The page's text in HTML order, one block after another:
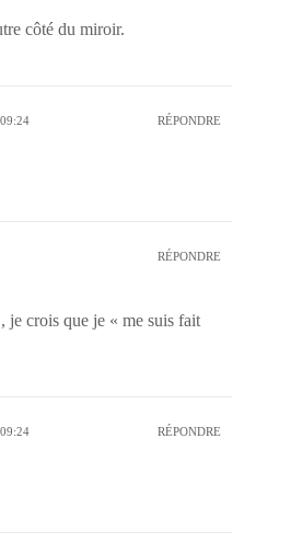
côté du miroir.
RÉPONDRE
RÉPONDRE
je crois que je « me suis fait
RÉPONDRE